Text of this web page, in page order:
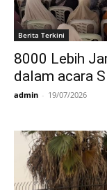
Berita Terkini
8000 Lebih
dalam acara
admin - 19/07/2026